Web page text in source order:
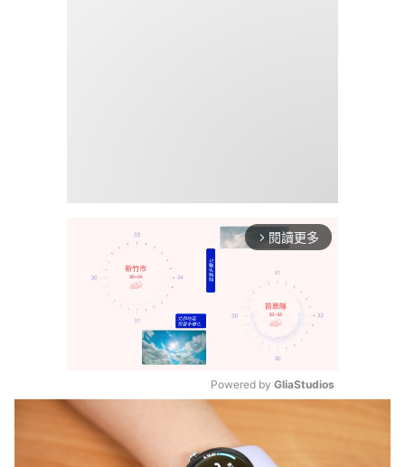
arrow_forward_ios 閱讀更多
Powered by GliaStudios